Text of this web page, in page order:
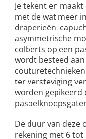
Je tekent en
met de wat meer
draperieën,
asymmetrische
colberts op een
wordt besteed
ter versteviging
worden gepikeerd
De duur van deze
rekening met 6 tot